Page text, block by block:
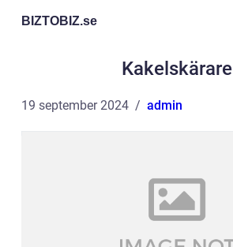
BIZTOBIZ.se
Kakelskärare
19 september 2024 admin